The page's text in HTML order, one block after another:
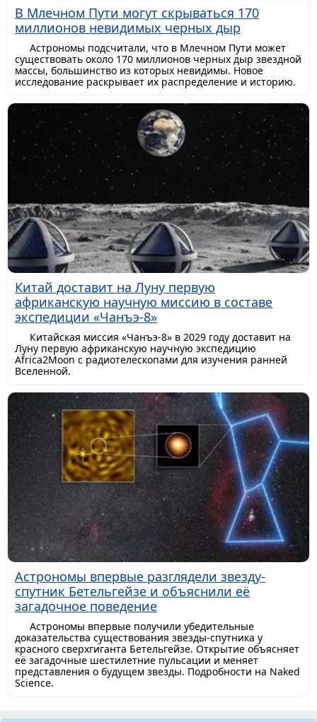
В Млечном Пути могут скрываться 170
миллионов невидимых черных дыр
Астрономы подсчитали, что в Млечном Пути может
существовать около 170 миллионов черных дыр звездной
массы, большинство из которых невидимы. Новое
исследование раскрывает их распределение и историю.
Китай доставит на Луну первую
африканскую научную миссию в составе
экспедиции «Чанъэ-8»
Китайская миссия «Чанъэ-8» в 2029 году доставит на
Луну первую африканскую научную экспедицию
Africa2Moon с радиотелескопами для изучения ранней
Вселенной.
Астрономы впервые разглядели звезду-
спутник Бетельгейзе и объяснили её
загадочное поведение
Астрономы впервые получили убедительные
доказательства существования звезды-спутника у
красного сверхгиганта Бетельгейзе. Открытие объясняет
её загадочные шестилетние пульсации и меняет
представления о будущем звезды. Подробности на Naked
Science.